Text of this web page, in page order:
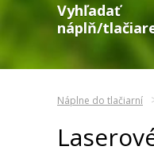
Vyhľadať
náplň/
Náplne do tlačiarní